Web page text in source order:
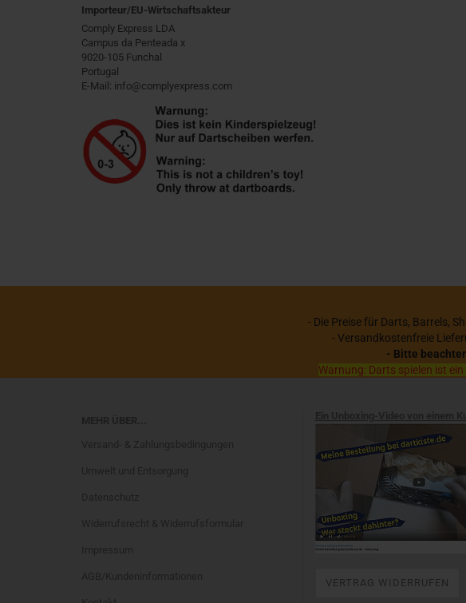
Importeur/EU-Wirtschaftsakteur
Comply Express LDA
Campus da Penteada x
9020-105 Funchal
Portugal
E-Mail: info@complyexpress.com
- Die Preise für Darts, Barrels,
- Versandkostenfreie
- Bitte
Warnung: Darts spielen ist
VERTRAG WIDERRUFEN